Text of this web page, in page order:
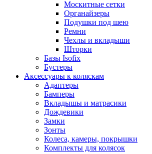
Москитные сетки
Органайзеры
Подушки под шею
Ремни
Чехлы и вкладыши
Шторки
Базы Isofix
Бустеры
Аксессуары к коляскам
Адаптеры
Бамперы
Вкладышы и матрасики
Дождевики
Замки
Зонты
Колеса, камеры, покрышки
Комплекты для колясок